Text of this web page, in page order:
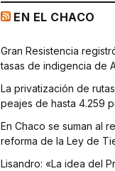
EN EL CHACO
Gran Resistencia
tasas de indigencia de
La privatización de
peajes de hasta 4.259
En Chaco se suman al
reforma de la Ley de
Lisandro: «La idea del